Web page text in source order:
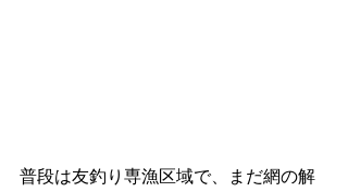
普段は友釣り専漁区域で、まだ網の解